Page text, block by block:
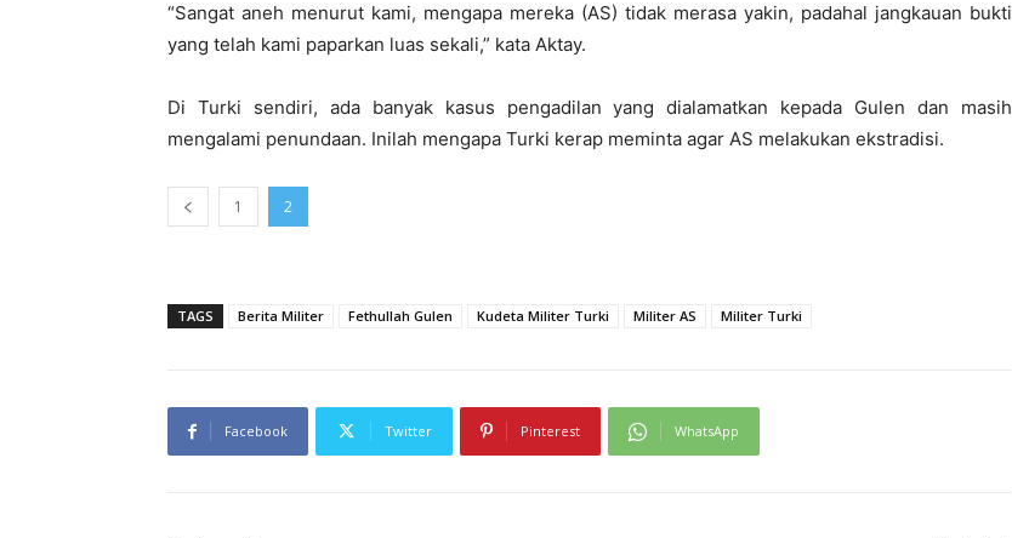
“Sangat aneh menurut kami, mengapa mereka (AS) tidak merasa yakin, padahal jangkauan bukti
yang telah kami paparkan luas sekali,” kata Aktay.
Di Turki sendiri, ada banyak kasus pengadilan yang dialamatkan kepada Gulen dan masih
mengalami penundaan. Inilah mengapa Turki kerap meminta agar AS melakukan ekstradisi.
1 2
TAGS Berita Militer Fethullah Gulen Kudeta Militer Turki Militer AS Militer Turki
Facebook Twitter Pinterest WhatsApp